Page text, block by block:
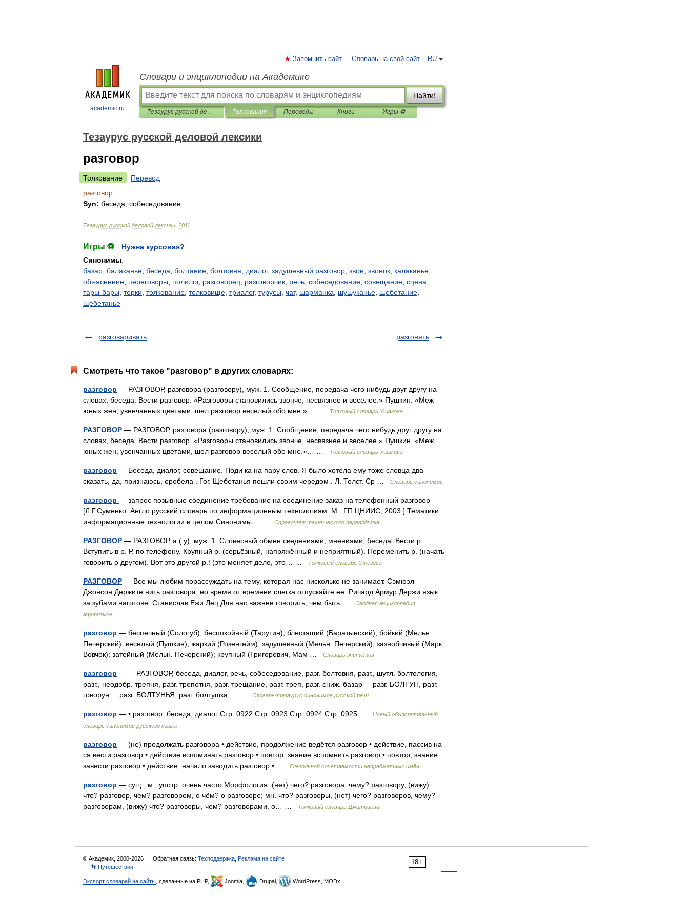
academic.ru
RU
Запомнить сайт Словарь на свой сайт
Словари и энциклопедии на Академике
Найти!
Тезаурус русской деловой лексики Толкования Переводы Книги Игры ⚽
Тезаурус русской деловой лексики
разговор
Толкование
Перевод
разговор
Syn: беседа собеседование
Тезаурус русской деловой лексики 2011
Игры ⚽
Нужна курсовая?
Синонимы:
базар балаканье беседа болтание болтовня диалог, задушевный разговор звон звонок каляканье
объяснение переговоры полилог, разговорец разговорчик речь собеседование совещание сцена
тары-бары терки толкование толковище триалог, турусы чат, шарманка шушуканье щебетание
щебетанье
разговаривать разгонять
Смотреть что такое "разговор" в других словарях:
разговор — РАЗГОВОР, разговора (разговору), муж. 1. Сообщение, передача чего нибудь друг другу на
словах, беседа. Вести разговор. «Разговоры становились звонче, несвязнее и веселее.» Пушкин. «Меж
юных жен, увенчанных цветами, шел разговор веселый обо мне.»… …
Толковый словарь Ушакова
РАЗГОВОР — РАЗГОВОР, разговора (разговору), муж. 1. Сообщение, передача чего нибудь друг другу на
словах, беседа. Вести разговор. «Разговоры становились звонче, несвязнее и веселее.» Пушкин. «Меж
юных жен, увенчанных цветами, шел разговор веселый обо мне.»… …
Толковый словарь Ушакова
разговор — Беседа, диалог, совещание. Поди ка на пару слов. Я было хотела ему тоже словца два
сказать, да, признаюсь, оробела . Гог. Щебетанья пошли своим чередом . Л. Толст. Ср …
Словарь синонимов
разговор — запрос позывные соединение требование на соединение заказ на телефонный разговор —
[Л.Г.Суменко. Англо русский словарь по информационным технологиям. М.: ГП ЦНИИС, 2003.] Тематики
информационные технологии в целом Синонимы… …
Справочник технического переводчика
РАЗГОВОР — РАЗГОВОР, а ( у), муж. 1. Словесный обмен сведениями, мнениями, беседа. Вести р.
Вступить в р. Р. по телефону. Крупный р. (серьёзный, напряжённый и неприятный). Переменить р. (начать
говорить о другом). Вот это другой р.! (это меняет дело, это… …
Толковый словарь Ожегова
РАЗГОВОР — Все мы любим порассуждать на тему, которая нас нисколько не занимает. Сэмюэл
Джонсон Держите нить разговора, но время от времени слегка отпускайте ее. Ричард Армур Держи язык
за зубами наготове. Станислав Ежи Лец Для нас важнее говорить, чем быть …
Сводная энциклопедия
афоризмов
разговор — беспечный (Сологуб); беспокойный (Тарутин); блестящий (Баратынский); бойкий (Мельн.
Печерский); веселый (Пушкин); жаркий (Розенгейм); задушевный (Мельн. Печерский); зазнобчивый (Марк
Вовчок); затейный (Мельн. Печерский); крупный (Григорович, Мам …
Словарь эпитетов
разговор — РАЗГОВОР, беседа, диалог, речь, собеседование, разг. болтовня, разг., шутл. болтология,
разг., неодобр. трепня, разг. трепотня, разг. трещание, разг. треп, разг. сниж. базар разг. БОЛТУН, разг.
говорун разг. БОЛТУНЬЯ, разг. болтушка,… …
Словарь-тезаурус синонимов русской речи
разговор — • разговор, беседа, диалог Стр. 0922 Стр. 0923 Стр. 0924 Стр. 0925 …
Новый объяснительный
словарь синонимов русского языка
разговор — (не) продолжать разговора • действие, продолжение ведётся разговор • действие, пассив на
ся вести разговор • действие вспоминать разговор • повтор, знание вспомнить разговор • повтор, знание
завести разговор • действие, начало заводить разговор • …
Глагольной сочетаемости непредметных имён
разговор — сущ., м., употр. очень часто Морфология: (нет) чего? разговора, чему? разговору, (вижу)
что? разговор, чем? разговором, о чём? о разговоре; мн. что? разговоры, (нет) чего? разговоров, чему?
разговорам, (вижу) что? разговоры, чем? разговорами, о… …
Толковый словарь Дмитриева
18+
© Академик, 2000-2026 Обратная связь: Техподдержка Реклама на сайте
👣 Путешествия
Экспорт словарей на сайты , сделанные на PHP, Joomla, Drupal, WordPress, MODx.